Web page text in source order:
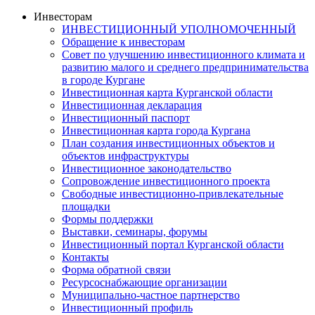
Инвесторам
ИНВЕСТИЦИОННЫЙ УПОЛНОМОЧЕННЫЙ
Обращение к инвесторам
Совет по улучшению инвестиционного климата и
развитию малого и среднего предпринимательства
в городе Кургане
Инвестиционная карта Курганской области
Инвестиционная декларация
Инвестиционный паспорт
Инвестиционная карта города Кургана
План создания инвестиционных объектов и
объектов инфраструктуры
Инвестиционное законодательство
Сопровождение инвестиционного проекта
Свободные инвестиционно-привлекательные
площадки
Формы поддержки
Выставки, семинары, форумы
Инвестиционный портал Курганской области
Контакты
Форма обратной связи
Ресурсоснабжающие организации
Муниципально-частное партнерство
Инвестиционный профиль